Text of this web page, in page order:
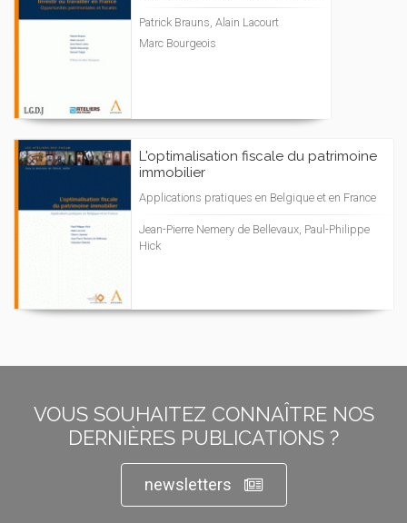
Patrick Brauns, Alain Lacourt
Marc Bourgeois
L'optimalisation fiscale du patrimoine
immobilier
Applications pratiques en Belgique et en France
Jean-Pierre Nemery de Bellevaux, Paul-Philippe
Hick
VOUS SOUHAITEZ CONNAÎTRE NOS
DERNIÈRES PUBLICATIONS ?
newsletters